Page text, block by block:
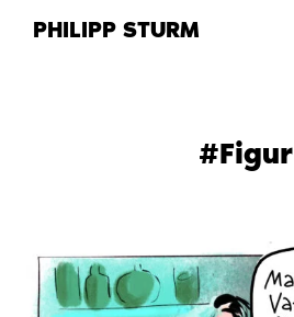
InhaltPHILIPP STURM
#Figur